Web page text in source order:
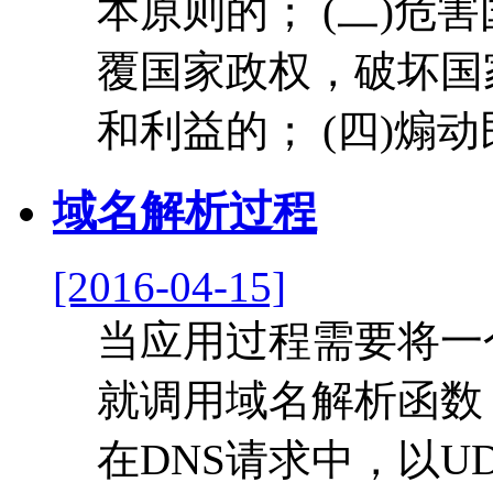
本原则的； (二)危
覆国家政权，破坏
和利益的； (四)煽
域名解析过程
[2016-04-15]
当应用过程需要将
就调用域名解析函
在DNS请求中，以